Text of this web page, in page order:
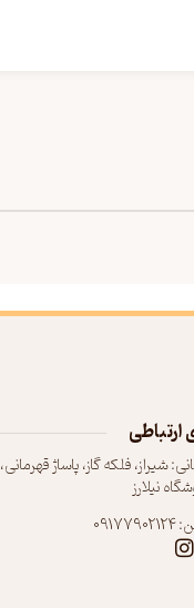
ارتباطی
شیراز، فلکه گاز، پاساژ قهرمانی،
نیلارز